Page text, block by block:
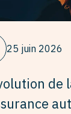
25 juin 2026
de